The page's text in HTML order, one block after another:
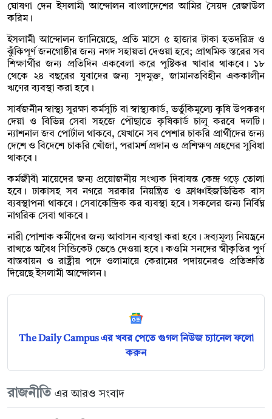
ঘোষণা দেন ইসলামী আন্দোলন বাংলাদেশের আমির সৈয়দ রেজাউল
করিম।
ইসলামী আন্দোলন জানিয়েছে, প্রতি মাসে ৫ হাজার টাকা হতদরিদ্র ও
ঝুঁকিপূর্ণ জনগোষ্ঠীর জন্য নগদ সহায়তা দেওয়া হবে; প্রাথমিক স্তরের সব
শিক্ষার্থীর জন্য প্রতিদিন একবেলা করে পুষ্টিকর খাবার থাকবে। ১৮
থেকে ২৪ বছরের যুবাদের জন্য সুদমুক্ত, জামানতবিহীন এককালীন
ঋণের ব্যবস্থা করা হবে।
সার্বজনীন স্বাস্থ্য সুরক্ষা কর্মসূচি বা স্বাস্থ্যকার্ড, ভর্তুকিমূল্যে কৃষি উপকরণ
দেয়া ও বিভিন্ন সেবা সহজে পৌছাতে কৃষিকার্ড চালু করবে দলটি।
ন্যাশনাল জব পোর্টাল থাকবে, যেখানে সব পেশার চাকরি প্রার্থীদের জন্য
দেশে ও বিদেশে চাকরি খোঁজা, পরামর্শ প্রদান ও প্রশিক্ষণ গ্রহণের সুবিধা
থাকবে।
কর্মজীবী মায়েদের জন্য প্রয়োজনীয় সংখ্যক দিবাযন্ত কেন্দ্র গড়ে তোলা
হবে। ঢাকাসহ সব নগরে সরকার নিয়ন্ত্রিত ও ফ্রাঞ্চাইজভিত্তিক বাস
ব্যবস্থাপনা থাকবে। সেবাকেন্দ্রিক কর ব্যবস্থা হবে। সকলের জন্য নির্বিঘ্ন
নাগরিক সেবা থাকবে।
নারী পোশাক কর্মীদের জন্য আবাসন ব্যবস্থা করা হবে। দ্রব্যমূল্য নিয়ন্ত্রনে
রাখতে অবৈধ সিন্ডিকেট ভেঙে দেওয়া হবে। কওমি সনদের স্বীকৃতির পুর্ণ
বাস্তবায়ন ও রাষ্ট্রীয় পদে ওলামায়ে কেরামের পদায়নেরও প্রতিশ্রুতি
দিয়েছে ইসলামী আন্দোলন।
The Daily Campus এর খবর পেতে গুগল নিউজ চ্যানেল ফলো
করুন
রাজনীতি এর আরও সংবাদ